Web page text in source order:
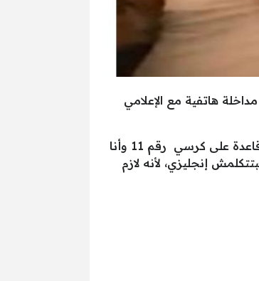
هاتفية مع الإعلامي
فعلق قائلًا” اللي حصل مراتي قدام الركاب كلهم مغلطتش، والدليل إنهم صمموا لو أنا نزلت هينزلوا كلهم، المدام كانت قاعدة على كرسي رقم 11 وأنا
إنجليزي، لأنه لازم